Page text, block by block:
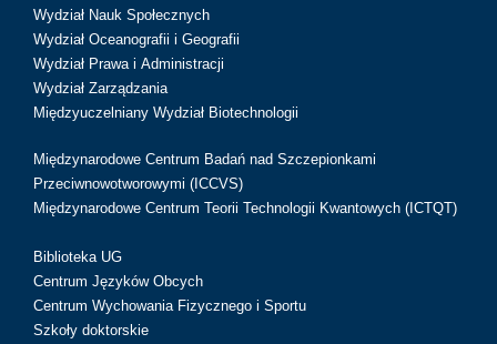
Wydział Nauk Społecznych
Wydział Oceanografii i Geografii
Wydział Prawa i Administracji
Wydział Zarządzania
Międzyuczelniany Wydział Biotechnologii
Międzynarodowe Centrum Badań nad Szczepionkami
Przeciwnowotworowymi (ICCVS)
Międzynarodowe Centrum Teorii Technologii Kwantowych (ICTQT)
Biblioteka UG
Centrum Języków Obcych
Centrum Wychowania Fizycznego i Sportu
Szkoły doktorskie